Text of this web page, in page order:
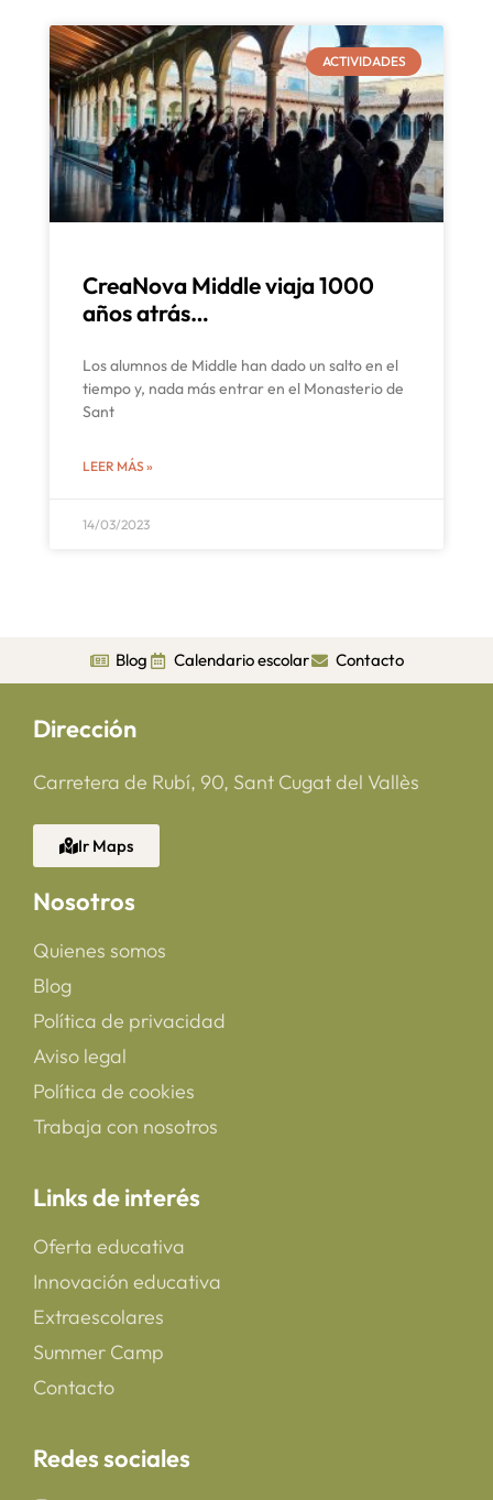
ACTIVIDADES
CreaNova Middle viaja 1000
años atrás…
Los alumnos de Middle han dado un salto en el
tiempo y, nada más entrar en el Monasterio de
Sant
LEER MÁS »
14/03/2023
Blog Calendario escolar Contacto
Dirección
Carretera de Rubí, 90, Sant Cugat del Vallès
Ir Maps
Nosotros
Quienes somos
Blog
Política de privacidad
Aviso legal
Política de cookies
Trabaja con nosotros
Links de interés
Oferta educativa
Innovación educativa
Extraescolares
Summer Camp
Contacto
Redes sociales